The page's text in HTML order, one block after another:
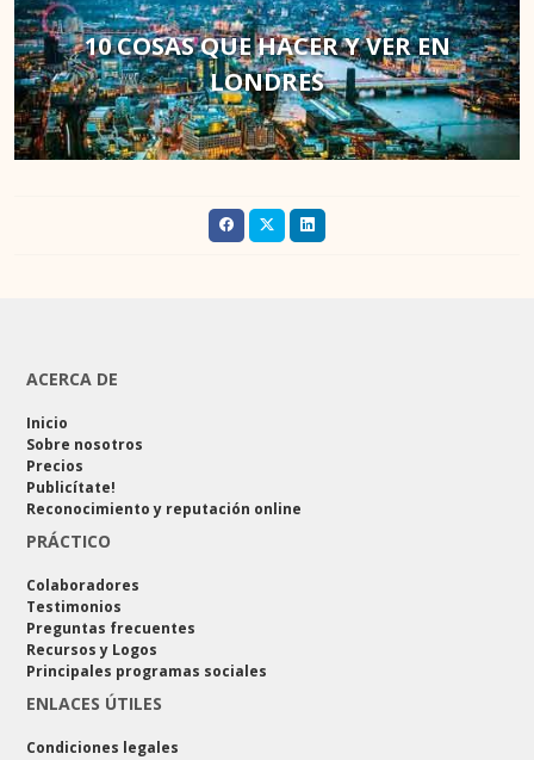
10 COSAS QUE HACER Y VER EN
LONDRES
ACERCA DE
Inicio
Sobre nosotros
Precios
Publicítate!
Reconocimiento y reputación online
PRÁCTICO
Colaboradores
Testimonios
Preguntas frecuentes
Recursos y Logos
Principales programas sociales
ENLACES ÚTILES
Condiciones legales